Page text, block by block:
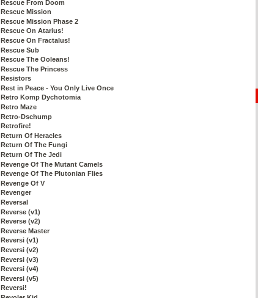
Rescue From Doom
Rescue Mission
Rescue Mission Phase 2
Rescue On Atarius!
Rescue On Fractalus!
Rescue Sub
Rescue The Ooleans!
Rescue The Princess
Resistors
Rest in Peace - You Only Live Once
Retro Komp Dychotomia
Retro Maze
Retro-Dschump
Retrofire!
Return Of Heracles
Return Of The Fungi
Return Of The Jedi
Revenge Of The Mutant Camels
Revenge Of The Plutonian Flies
Revenge Of V
Revenger
Reversal
Reverse (v1)
Reverse (v2)
Reverse Master
Reversi (v1)
Reversi (v2)
Reversi (v3)
Reversi (v4)
Reversi (v5)
Reversi!